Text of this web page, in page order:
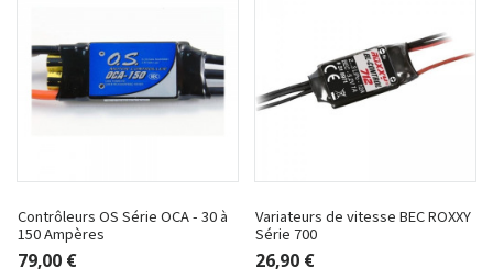
Contrôleurs OS Série OCA - 30 à
150 Ampères
79,00 €
Variateurs de vitesse BEC ROXXY
Série 700
26,90 €